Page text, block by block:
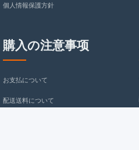
個人情報保護方針
購入の注意事项
お支払について
配送送料について